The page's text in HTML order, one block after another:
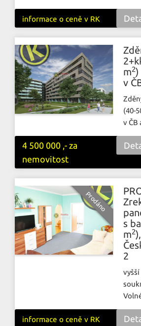
informace o ceně v RK
m2)
v
(40-
v ČB
4 500 000 ,- za
nemovitost
s
m2
2
informace o ceně v RK